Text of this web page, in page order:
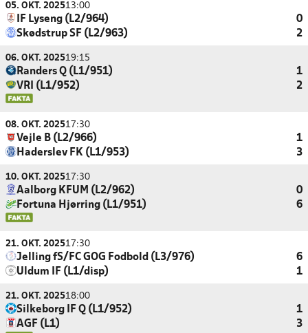
05. OKT. 202513:00
IF Lyseng (L2/964)
0
Skødstrup SF (L2/963)
2
06. OKT. 202519:15
Randers Q (L1/951)
1
VRI (L1/952)
2
08. OKT. 202517:30
Vejle B (L2/966)
1
Haderslev FK (L1/953)
3
10. OKT. 202517:30
Aalborg KFUM (L2/962)
0
Fortuna Hjørring (L1/951)
6
21. OKT. 202517:30
Jelling fS/FC GOG Fodbold (L3/976)
6
Uldum IF (L1/disp)
1
21. OKT. 202518:00
Silkeborg IF Q (L1/952)
1
AGF (L1)
3